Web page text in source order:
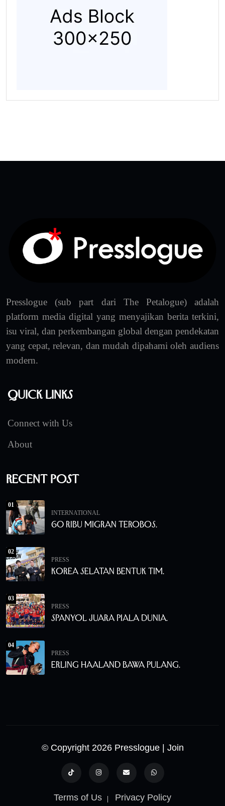
Presslogue (sub part dari The Petalogue) adalah
platform media digital yang menyajikan berita terkini,
isu viral, dan perkembangan global dengan pendekatan
yang cepat, relevan, dan mudah dipahami oleh audiens
modern.
Quick Links
Connect with Us
About
Recent Post
01
INTERNATIONAL
60 Ribu Migran Terobos.
02
PRESS
Korea Selatan Bentuk Tim.
03
PRESS
Spanyol Juara Piala Dunia.
04
PRESS
Erling Haaland Bawa Pulang.
© Copyright 2026 Presslogue | Join
Terms of Us Privacy Policy